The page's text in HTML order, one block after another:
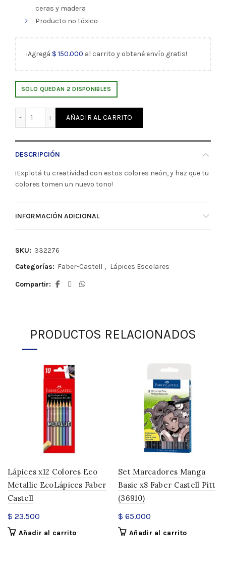
ceras y madera
Producto no tóxico
¡Agregá $ 150.000 al carrito y obtené envío gratis!
SOLO QUEDAN 2 DISPONIBLES
Lápices de color Neón x10 Faber-Castell (332276)
AÑADIR AL CARRITO
DESCRIPCIÓN
¡Explotá tu creatividad con estos colores neón, y haz que tu
colores tomen un nuevo tono!
INFORMACIÓN ADICIONAL
SKU: 332276
Categorías: Faber-Castell , Lápices Escolares
Compartir
PRODUCTOS RELACIONADOS
Lápices x12 Colores Eco
Metallic EcoLápices Faber
Castell
$ 23.500
Añadir al carrito
Set Marcadores Manga
Basic x8 Faber Castell Pitt
(36910)
$ 65.000
Añadir al carrito